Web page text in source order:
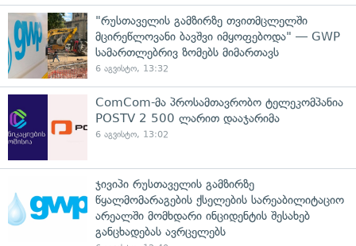
"რუსთაველის გამზირზე თვითმცლელში
მცირეწლოვანი ბავშვი იმყოფებოდა" — GWP
სამართლებრივ ზომებს მიმართავს
6 აგვისტო, 13:32
ComCom-მა პროსამთავრობო ტელეკომპანია
POSTV 2 500 ლარით დააჯარიმა
6 აგვისტო, 13:02
ჯივიპი რუსთაველის გამზირზე
წყალმომარაგების ქსელების სარეაბილიტაციო
არეალში მომხდარი ინციდენტის შესახებ
განცხადებას ავრცელებს